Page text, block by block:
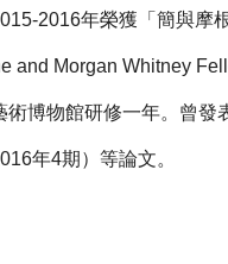
2016年榮獲「簡與摩
and Morgan Whitney
術博物館研修一年。曾發
年4期）等論文。